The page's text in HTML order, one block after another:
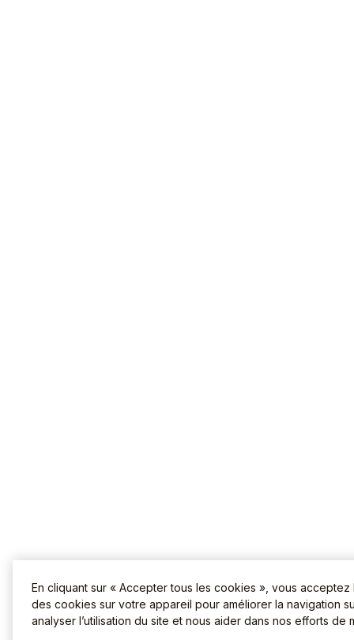
En cliquant sur « Accepter tous les cookies », vous
des cookies sur votre appareil pour améliorer la navigation
analyser l’utilisation du site et nous aider dans nos efforts de